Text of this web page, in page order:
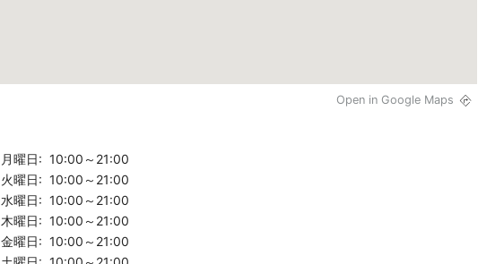
Open in Google Maps
月曜日: 10:00～21:00
火曜日: 10:00～21:00
水曜日: 10:00～21:00
木曜日: 10:00～21:00
金曜日: 10:00～21:00